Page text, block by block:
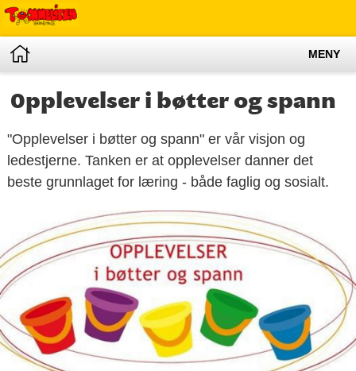
MENY
Opplevelser i bøtter og spann
"Opplevelser i bøtter og spann" er vår visjon og
ledestjerne. Tanken er at opplevelser danner det
beste grunnlaget for læring - både faglig og sosialt.